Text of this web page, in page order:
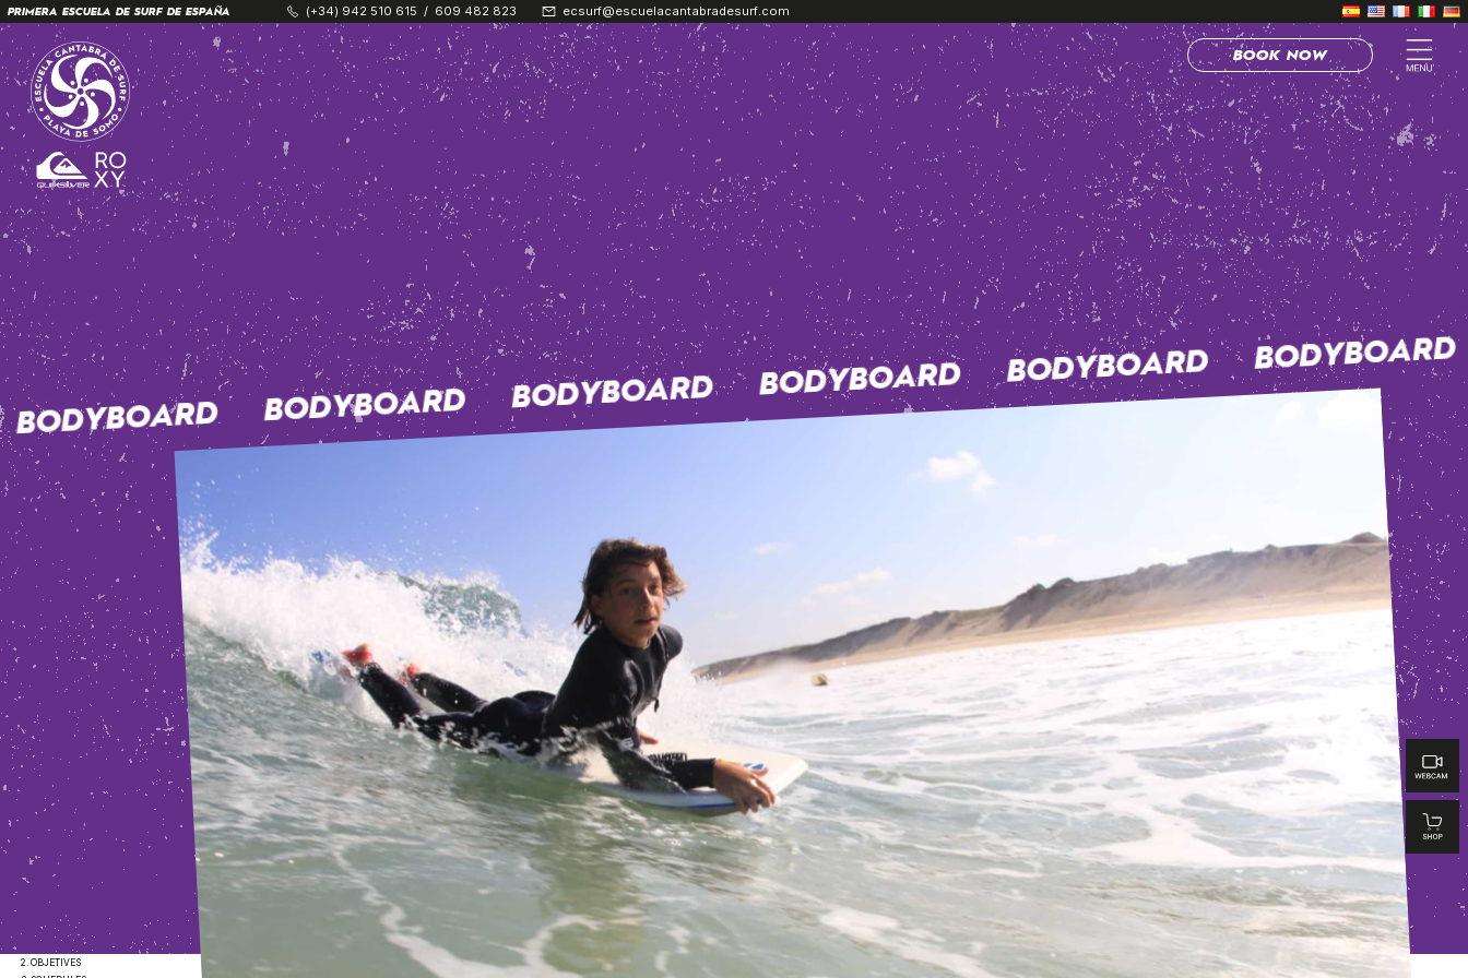
PRIMERA ESCUELA DE SURF DE ESPAÑA (+34) 942 510 615 / 609 482 823 ecsurf@escuelacantabradesurf.com
BOOK NOW
BODYBOARD BODYBOARD BODYBOARD BODYBOARD BODYBOARD
OBJETIVES